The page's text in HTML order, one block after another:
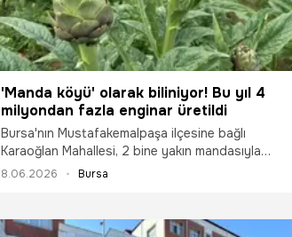
'Manda köyü' olarak biliniyor! Bu yıl 4
milyondan fazla enginar üretildi
Bursa'nın Mustafakemalpaşa ilçesine bağlı
Karaoğlan Mahallesi, 2 bine yakın mandasıyla
"Manda köyü" olarak tanınmasının yanı sıra, bu
ettiriyor.
8.06.2026 Bursa